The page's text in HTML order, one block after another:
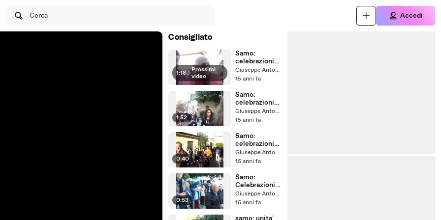
Cerca Accedi
Consigliato
1:18 | Prossimi
video
Samo:
celebrazioni
150°
anniversario
6
Giuseppe Antonelli
15 anni fa
1:52
Samo:
celebrazioni
150°
anniversario
5
Giuseppe Antonelli
15 anni fa
0:40
Samo:
celebrazioni
150°
anniversario
4
Giuseppe Antonelli
15 anni fa
0:53
Samo:
Celebrazioni
150°anniversa
rio Unità
Giuseppe Antonelli
15 anni fa